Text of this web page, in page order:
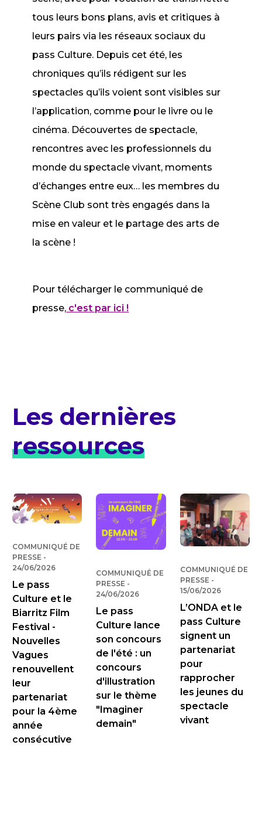
tous leurs bons plans, avis et critiques à
leurs pairs via les réseaux sociaux du
pass Culture. Depuis cet été, les
chroniques qu’ils rédigent sur les
spectacles qu’ils voient sont visibles sur
l’application, comme pour le livre ou le
cinéma. Découvertes de spectacle,
rencontres avec les professionnels du
monde du spectacle vivant, moments
d’échanges entre eux… les membres du
Scène Club sont très engagés dans la
mise en valeur et le partage des arts de
la scène !
Pour télécharger le communiqué de
presse, c'est par ici !
Les dernières
ressources
COMMUNIQUÉ DE
PRESSE-
24/06/2026
Le pass
Culture et le
Biarritz Film
Festival -
Nouvelles
Vagues
renouvellent
leur
partenariat
pour la 4ème
année
consécutive
COMMUNIQUÉ DE
PRESSE -
24/06/2026
Le pass
Culture lance
son concours
de l'été : un
concours
d'illustration
sur le thème
"Imaginer
demain"
COMMUNIQUÉ DE
PRESSE -
15/06/2026
L’ONDA et le
pass Culture
signent un
partenariat
pour
rapprocher
les jeunes du
spectacle
vivant